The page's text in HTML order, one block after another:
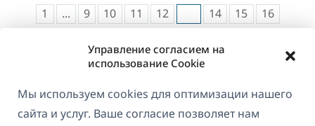
Управление согласием на
использование Cookie
Мы используем cookies для оптимизации нашего
сайта и услуг. Ваше согласие позволяет нам
1 ... 9 10 11 12 14 15 16